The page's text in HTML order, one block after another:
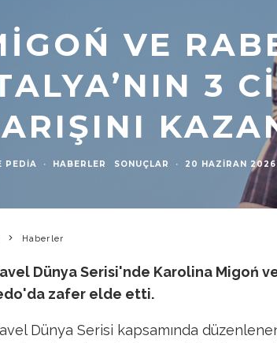
VE
3
PEDIA · HABERLER SONUÇLAR · 20 HAZIRAN 2026
Haberler
Dünya Serisi'nde Karolina Migoń
zafer elde etti.
Dünya Serisi kapsamında